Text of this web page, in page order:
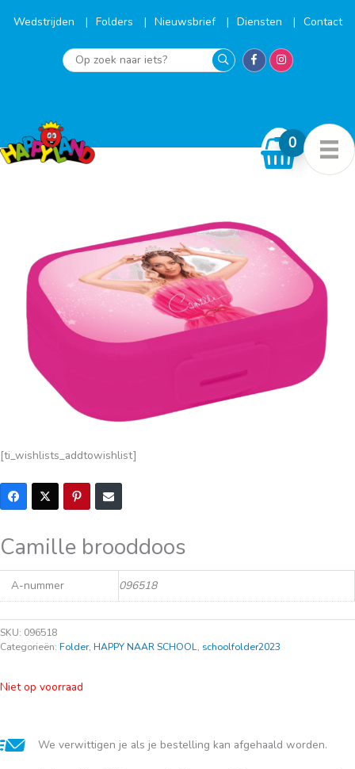
naarWedstrijden Folders Nieuwsbrief Diensten Contact
Op
[ti_wishlists_addtowishlist]
Camille brooddoos
A-nummer 096518
SKU: 096518
Categorieën: Folder, HAPPY NAAR SCHOOL, schoolfolder2023
Niet op voorraad
We verwittigen je als je bestelling kan afgehaald worden.